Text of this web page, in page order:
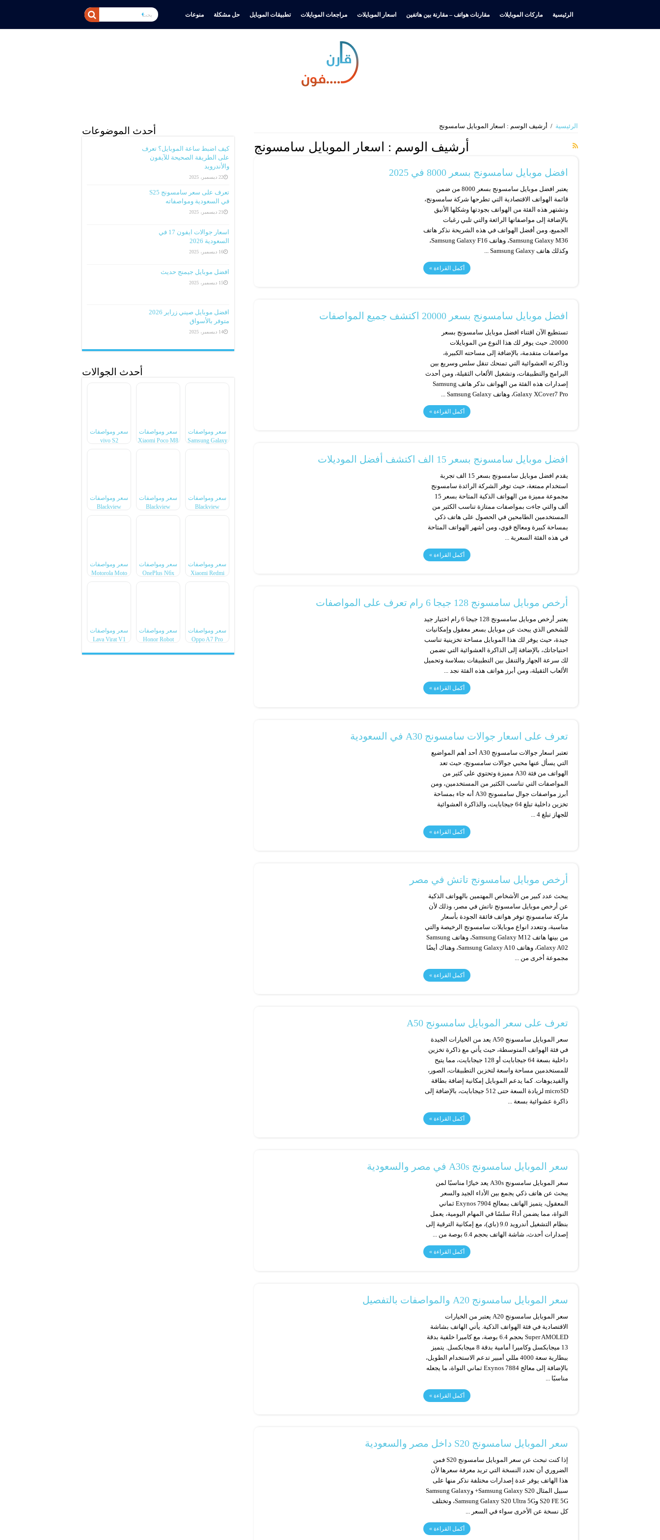
الرئيسية ماركات الموبايلات مقارنات هواتف – مقارنة بين هاتفين اسعار الموبايلات مراجعات الموبايلات تطبيقات الموبايل حل مشكلة منوعات
الرئيسية / أرشيف الوسم : اسعار الموبايل سامسونج
أرشيف الوسم : اسعار الموبايل سامسونج
افضل موبايل سامسونج بسعر 8000 في 2025
يعتبر افضل موبايل سامسونج بسعر 8000 من ضمن
قائمة الهواتف الاقتصادية التي تطرحها شركة سامسونج،
وتشتهر هذه الفئة من الهواتف بجودتها وشكلها الأنيق
بالإضافة إلى مواصفاتها الرائعة والتي تلبي رغبات
الجميع، ومن أفضل الهواتف في هذه الشريحة نذكر هاتف
Samsung Galaxy M36، وهاتف Samsung Galaxy F16،
وكذلك هاتف Samsung Galaxy ...
أكمل القراءة »
افضل موبايل سامسونج بسعر 20000 اكتشف جميع المواصفات
تستطيع الآن اقتناء افضل موبايل سامسونج بسعر
20000، حيث يوفر لك هذا النوع من الموبايلات
مواصفات متقدمة، بالإضافة إلى مساحته الكبيرة،
وذاكرته العشوائية التي تمنحك تنقل سلس وسريع بين
البرامج والتطبيقات، وتشغيل الألعاب الثقيلة، ومن أحدث
إصدارات هذه الفئة من الهواتف نذكر هاتف Samsung
Galaxy XCover7 Pro، وهاتف Samsung Galaxy ...
أكمل القراءة »
افضل موبايل سامسونج بسعر 15 الف اكتشف أفضل الموديلات
يقدم افضل موبايل سامسونج بسعر 15 الف تجربة
استخدام ممتعة، حيث توفر الشركة الرائدة سامسونج
مجموعة مميزة من الهواتف الذكية المتاحة بسعر 15
ألف والتي جاءت بمواصفات ممتازة تناسب الكثير من
المستخدمين الطامحين في الحصول على هاتف ذكي
بمساحة كبيرة ومعالج قوي، ومن أشهر الهواتف المتاحة
في هذه الفئة السعرية ...
أكمل القراءة »
أرخص موبايل سامسونج 128 جيجا 6 رام تعرف على المواصفات
يعتبر أرخص موبايل سامسونج 128 جيجا 6 رام اختيار جيد
للشخص الذي يبحث عن موبايل بسعر معقول وإمكانيات
جيدة، حيث يوفر لك هذا الموبايل مساحة تخزينية تناسب
احتياجاتك، بالإضافة إلى الذاكرة العشوائية التي تضمن
لك سرعة الجهاز والتنقل بين التطبيقات بسلاسة وتحميل
الألعاب الثقيلة، ومن أبرز هواتف هذه الفئة نجد ...
أكمل القراءة »
تعرف على اسعار جوالات سامسونج A30 في السعودية
تعتبر اسعار جوالات سامسونج A30 أحد أهم المواضيع
التي يسأل عنها محبي جوالات سامسونج، حيث تعد
الهواتف من فئة A30 مميزة وتحتوي على كثير من
المواصفات التي تناسب الكثير من المستخدمين، ومن
أبرز مواصفات جوال سامسونج A30 أنه جاء بمساحة
تخزين داخلية تبلغ 64 جيجابايت، والذاكرة العشوائية
للجهاز تبلغ 4 ...
أكمل القراءة »
أرخص موبايل سامسونج تاتش في مصر
يبحث عدد كبير من الأشخاص المهتمين بالهواتف الذكية
عن أرخص موبايل سامسونج تاتش في مصر، وذلك لأن
ماركة سامسونج توفر هواتف فائقة الجودة بأسعار
مناسبة، وتتعدد انواع موبايلات سامسونج الرخيصة والتي
من بينها هاتف Samsung Galaxy M12، وهاتف Samsung
Galaxy A02، وهاتف Samsung Galaxy A10، وهناك أيضًا
مجموعة أخرى من ...
أكمل القراءة »
تعرف على سعر الموبايل سامسونج A50
سعر الموبايل سامسونج A50 يعد من الخيارات الجيدة
في فئة الهواتف المتوسطة، حيث يأتي مع ذاكرة تخزين
داخلية بسعة 64 جيجابايت أو 128 جيجابايت، مما يتيح
للمستخدمين مساحة واسعة لتخزين التطبيقات، الصور،
والفيديوهات. كما يدعم الموبايل إمكانية إضافة بطاقة
microSD لزيادة السعة حتى 512 جيجابايت، بالإضافة إلى
ذاكرة عشوائية بسعة ...
أكمل القراءة »
سعر الموبايل سامسونج A30s في مصر والسعودية
سعر الموبايل سامسونج A30s يعد خيارًا مناسبًا لمن
يبحث عن هاتف ذكي يجمع بين الأداء الجيد والسعر
المعقول، يتميز الهاتف بمعالج Exynos 7904 ثماني
النواة، مما يضمن أداءً سلسًا في المهام اليومية، يعمل
بنظام التشغيل أندرويد 9.0 (باي)، مع إمكانية الترقية إلى
إصدارات أحدث، شاشة الهاتف بحجم 6.4 بوصة من ...
أكمل القراءة »
سعر الموبايل سامسونج A20 والمواصفات بالتفصيل
سعر الموبايل سامسونج A20 يعتبر من الخيارات
الاقتصادية في فئة الهواتف الذكية. يأتي الهاتف بشاشة
Super AMOLED بحجم 6.4 بوصة، مع كاميرا خلفية بدقة
13 ميجابكسل وكاميرا أمامية بدقة 8 ميجابكسل. يتميز
ببطارية سعة 4000 مللي أمبير تدعم الاستخدام الطويل،
بالإضافة إلى معالج Exynos 7884 ثماني النواة، ما يجعله
مناسبًا ...
أكمل القراءة »
سعر الموبايل سامسونج S20 داخل مصر والسعودية
إذا كنت تبحث عن سعر الموبايل سامسونج S20 فمن
الضروري أن تحدد النسخة التي تريد معرفة سعرها لأن
هذا الهاتف يوفر عدة إصدارات مختلفة نذكر منها على
سبيل المثال Samsung Galaxy S20+ وSamsung Galaxy
S20 FE 5G وSamsung Galaxy S20 Ultra 5G، وتختلف
كل نسخة عن الأخرى سواء في السعر ...
أكمل القراءة »
أحدث الموضوعات
كيف اضبط ساعة الموبايل؟ تعرف
على الطريقة الصحيحة للآيفون
والأندرويد
22 ديسمبر، 2025
تعرف على سعر سامسونج S25
في السعودية ومواصفاته
21 ديسمبر، 2025
اسعار جوالات ايفون 17 في
السعودية 2026
16 ديسمبر، 2025
افضل موبايل جيمنج حديث
15 ديسمبر، 2025
افضل موبايل صيني زراير 2026
متوفر بالأسواق
14 ديسمبر، 2025
أحدث الجوالات
سعر ومواصفات
Samsung Galaxy
سعر ومواصفات
Xiaomi Poco M8
سعر ومواصفات
vivo S2
سعر ومواصفات
Blackview
سعر ومواصفات
Blackview
سعر ومواصفات
Blackview
سعر ومواصفات
Xiaomi Redmi
سعر ومواصفات
OnePlus N6x
سعر ومواصفات
Motorola Moto
سعر ومواصفات
Oppo A7 Pro
سعر ومواصفات
Honor Robot
سعر ومواصفات
Lava Virat V1